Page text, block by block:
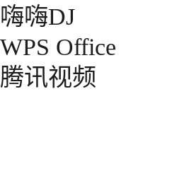
嗨嗨DJ
WPS Office
腾讯视频